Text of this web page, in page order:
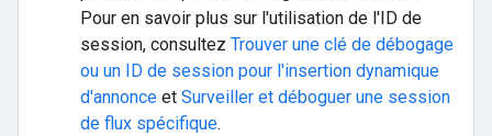
Pour en savoir plus sur l'utilisation de l'ID de
session, consultez Trouver une clé de débogage
ou un ID de session pour l'insertion dynamique
d'annonce et Surveiller et déboguer une session
de flux spécifique.